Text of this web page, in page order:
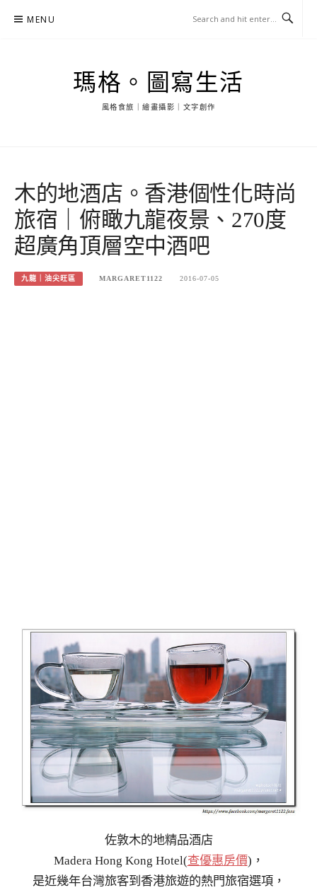
MENU
瑪格。圖寫生活
風格食旅｜繪畫攝影｜文字創作
木的地酒店。香港個性化時尚
旅宿｜俯瞰九龍夜景、270度
超廣角頂層空中酒吧
九龍｜油尖旺區 MARGARET1122 2016-07-05
佐敦木的地精品酒店
Madera Hong Kong Hotel(查優惠房價)，
是近幾年台灣旅客到香港旅遊的熱門旅宿選項，